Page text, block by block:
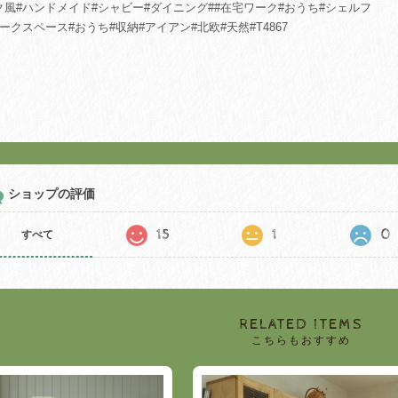
風#ハンドメイド#シャビー#ダイニング##在宅ワーク#おうち#シェルフ
クスペース#おうち#収納#アイアン#北欧#天然#T4867
ショップの評価
すべて 15 1 0
RELATED ITEMS
こちらもおすすめ